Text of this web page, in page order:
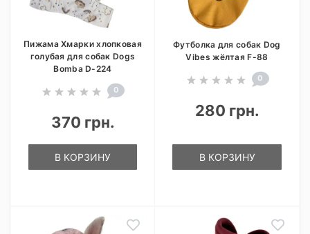
Пижама Хмарки хлопковая
голубая для собак Dogs
Bomba D-224
0
370 грн.
В КОРЗИНУ
Футболка для собак Dog
Vibes жёлтая F-88
0
280 грн.
В КОРЗИНУ